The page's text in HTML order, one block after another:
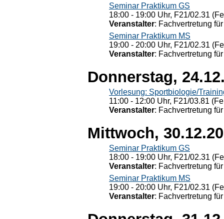
Seminar Praktikum GS
18:00 - 19:00 Uhr, F21/02.31
Veranstalter: Fachvertretung
Seminar Praktikum MS
19:00 - 20:00 Uhr, F21/02.31
Veranstalter: Fachvertretung
Donnerstag,
Vorlesung: Sportbiologie/
11:00 - 12:00 Uhr, F21/03.81
Veranstalter: Fachvertretung
Mittwoch,
Seminar Praktikum GS
18:00 - 19:00 Uhr, F21/02.31
Veranstalter: Fachvertretung
Seminar Praktikum MS
19:00 - 20:00 Uhr, F21/02.31
Veranstalter: Fachvertretung